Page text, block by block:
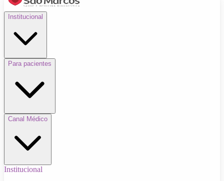
Institucional
Para pacientes
Canal Médico
Institucional